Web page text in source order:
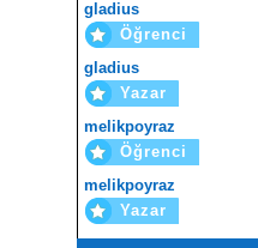
gladius
Öğrenci
gladius
Yazar
melikpoyraz
Öğrenci
melikpoyraz
Yazar